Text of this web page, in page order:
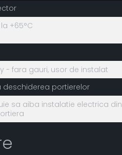
+65°C
- fara gauri, usor de instalat
portierelor
sa aiba instalatie electrica din